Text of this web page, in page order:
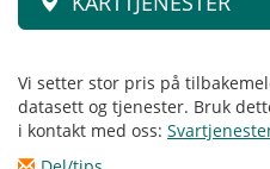
Vi setter stor pris på
datasett og tjenester. Bruk
i kontakt med oss: